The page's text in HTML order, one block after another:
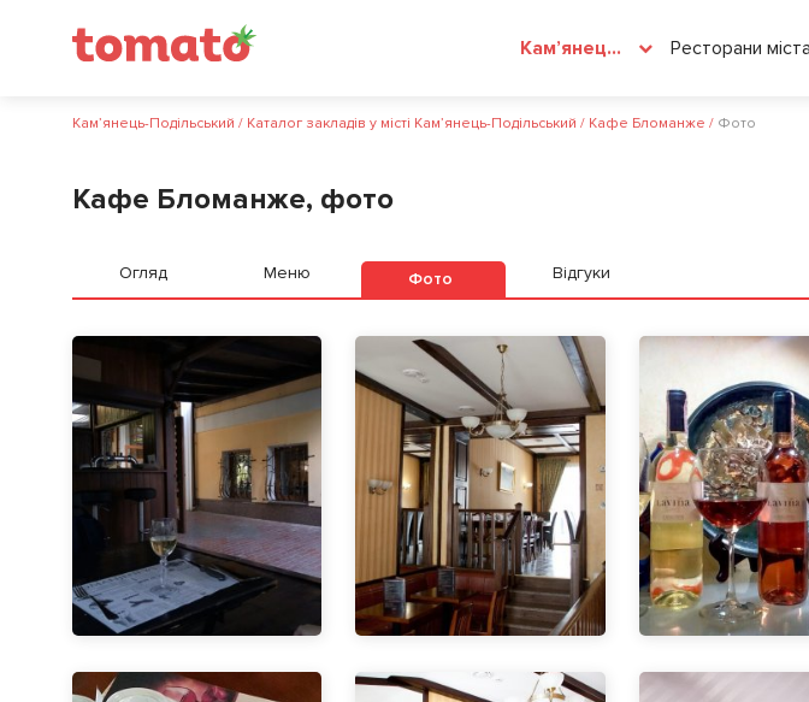
Кам’янець-Подільський Ресторани міста
Кам’янець-Подільський / Каталог закладів у місті Кам’янець-Подільський / Кафе Бломанже / Фото
Кафе Бломанже, фото
Огляд Меню Фото Відгуки